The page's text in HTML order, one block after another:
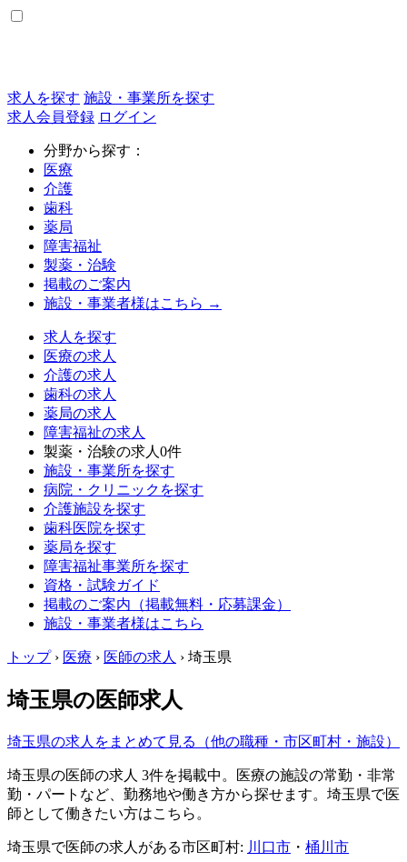
求人を探す 施設・事業所を探す
求人会員登録 ログイン
分野から探す：
医療
介護
歯科
薬局
障害福祉
製薬・治験
掲載のご案内
施設・事業者様はこちら →
求人を探す
医療の求人
介護の求人
歯科の求人
薬局の求人
障害福祉の求人
製薬・治験の求人 0件
施設・事業所を探す
病院・クリニックを探す
介護施設を探す
歯科医院を探す
薬局を探す
障害福祉事業所を探す
資格・試験ガイド
掲載のご案内（掲載無料・応募課金）
施設・事業者様はこちら
トップ › 医療 › 医師の求人 › 埼玉県
埼玉県の医師求人
埼玉県の求人をまとめて見る（他の職種・市区町村・施設）
埼玉県の医師の求人 3件を掲載中。医療の施設の常勤・非常
勤・パートなど、勤務地や働き方から探せます。埼玉県で医
師として働きたい方はこちら。
埼玉県で医師の求人がある市区町村: 川口市 ・ 桶川市